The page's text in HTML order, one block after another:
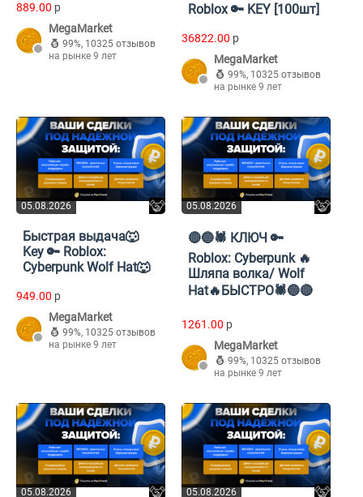
889.00 p
MegaMarket
99%, 10325 отзывов
на рынке 9 лет
Roblox 🔑 KEY [100шт]
36822.00 p
MegaMarket
99%, 10325 отзывов
на рынке 9 лет
05.08.2026
Быстрая выдача🐺
Key 🔑 Roblox:
Cyberpunk Wolf Hat🐺
949.00 p
MegaMarket
99%, 10325 отзывов
на рынке 9 лет
05.08.2026
🔴🔵🕷️ КЛЮЧ 🔑
Roblox: Cyberpunk 🔥
Шляпа волка/ Wolf
Hat🔥БЫСТРО🕷️🔵🔴
1261.00 p
MegaMarket
99%, 10325 отзывов
на рынке 9 лет
05.08.2026 05.08.2026